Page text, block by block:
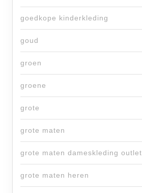
goedkope kinderkleding
goud
groen
groene
grote
grote maten
grote maten dameskleding outlet
grote maten heren